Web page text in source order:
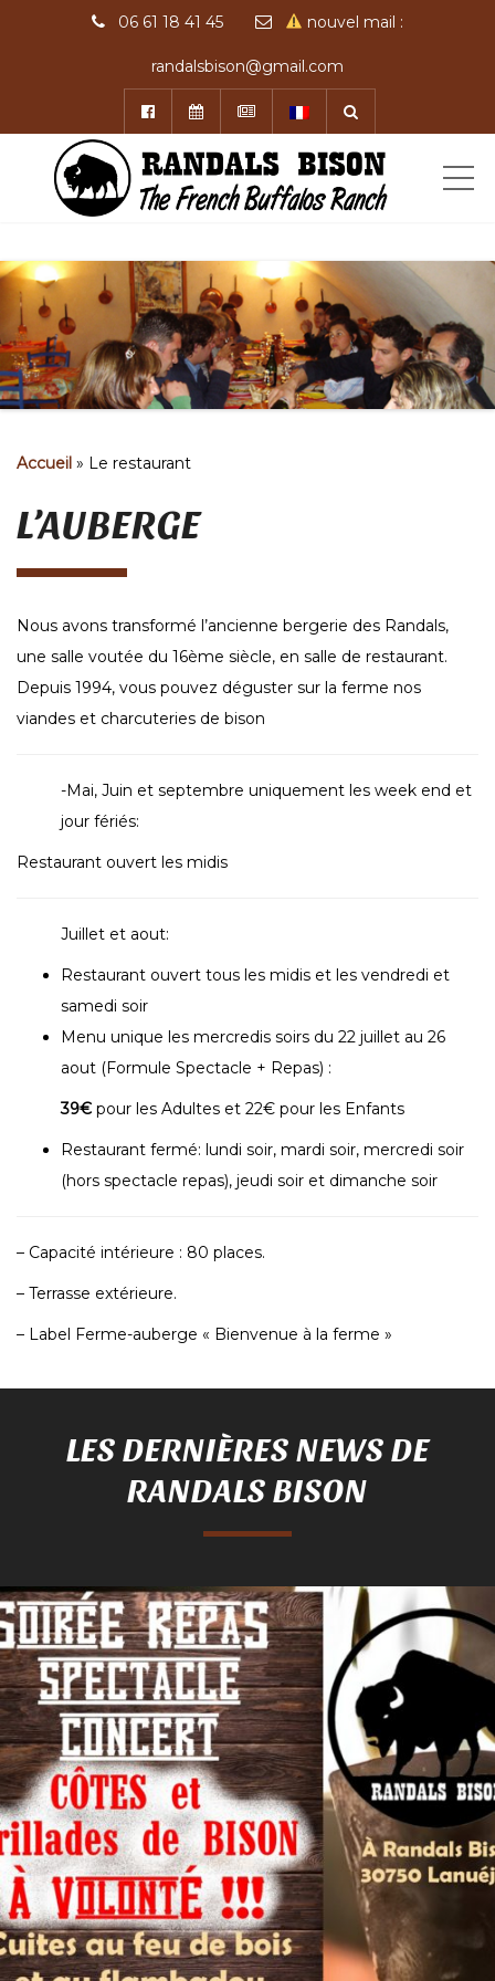
06 61 18 41 45 nouvel mail :
randalsbison@gmail.com
Accueil » Le restaurant
L’AUBERGE
Nous avons transformé l’ancienne bergerie des Randals,
une salle voutée du 16ème siècle, en salle de restaurant.
Depuis 1994, vous pouvez déguster sur la ferme nos
viandes et charcuteries de bison
-Mai, Juin et septembre uniquement les week end et
jour fériés:
Restaurant ouvert les midis
Juillet et aout:
Restaurant ouvert tous les midis et les vendredi et
samedi soir
Menu unique les mercredis soirs du 22 juillet au 26
aout (Formule Spectacle + Repas) :
39€ pour les Adultes et 22€ pour les Enfants
Restaurant fermé: lundi soir, mardi soir, mercredi soir
(hors spectacle repas), jeudi soir et dimanche soir
– Capacité intérieure : 80 places.
– Terrasse extérieure.
– Label Ferme-auberge « Bienvenue à la ferme »
LES DERNIÈRES NEWS DE
RANDALS BISON